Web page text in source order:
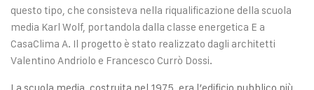
questo tipo, che consisteva nella riqualificazione della scuola
media Karl Wolf, portandola dalla classe energetica E a
CasaClima A. Il progetto è stato realizzato dagli architetti
Valentino Andriolo e Francesco Currò Dossi.